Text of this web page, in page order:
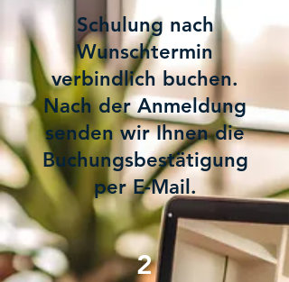
Schulung nach
Wunschtermin
verbindlich buchen.
Nach der Anmeldung
senden wir Ihnen die
Buchungsbestätigung
per E-Mail.
2